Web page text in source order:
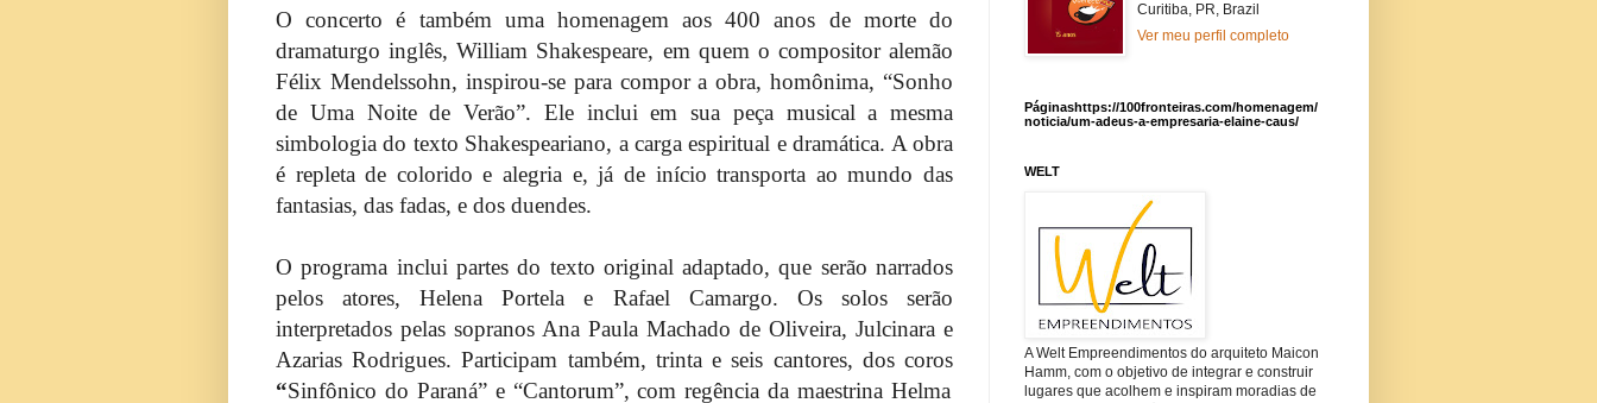
O concerto é também uma homenagem aos 400 anos de morte do
dramaturgo inglês, William Shakespeare, em quem o compositor alemão
Félix Mendelssohn, inspirou-se para compor a obra, homônima, “Sonho
de Uma Noite de Verão”. Ele inclui em sua peça musical a mesma
simbologia do texto Shakespeariano, a carga espiritual e dramática. A obra
é repleta de colorido e alegria e, já de início transporta ao mundo das
fantasias, das fadas, e dos duendes.
O programa inclui partes do texto original adaptado, que serão narrados
pelos atores, Helena Portela e Rafael Camargo. Os solos serão
interpretados pelas sopranos Ana Paula Machado de Oliveira, Julcinara e
Azarias Rodrigues. Participam também, trinta e seis cantores, dos coros
“Sinfônico do Paraná” e “Cantorum”, com regência da maestrinaHelma
Curitiba, PR, Brazil
Ver meu perfil completo
Páginashttps://100fronteiras.com/homenagem/
noticia/um-adeus-a-empresaria-elaine-caus/
WELT
A Welt Empreendimentos do arquiteto Maicon
Hamm, com o objetivo de integrar e construir
lugares que acolhem e inspiram moradias de